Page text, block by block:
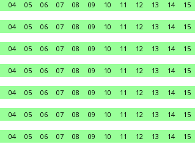
04 05 06 07 08 09 10 11 12 13 14 15
04 05 06 07 08 09 10 11 12 13 14 15
04 05 06 07 08 09 10 11 12 13 14 15
04 05 06 07 08 09 10 11 12 13 14 15
04 05 06 07 08 09 10 11 12 13 14 15
04 05 06 07 08 09 10 11 12 13 14 15
04 05 06 07 08 09 10 11 12 13 14 15